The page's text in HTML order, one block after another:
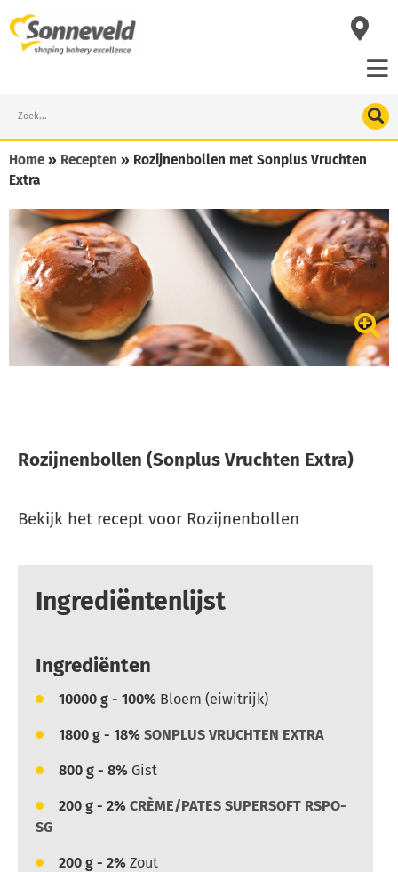
to
content
Search
Home » Recepten » Rozijnenbollen met Sonplus Vruchten
Extra
Rozijnenbollen (Sonplus Vruchten Extra)
Bekijk het recept voor Rozijnenbollen
Ingrediëntenlijst
Ingrediënten
10000 g - 100% Bloem (eiwitrijk)
1800 g - 18% SONPLUS VRUCHTEN EXTRA
800 g - 8% Gist
200 g - 2% CRÈME/PATES SUPERSOFT RSPO-
SG
200 g - 2% Zout